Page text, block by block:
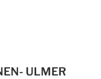
ULMER